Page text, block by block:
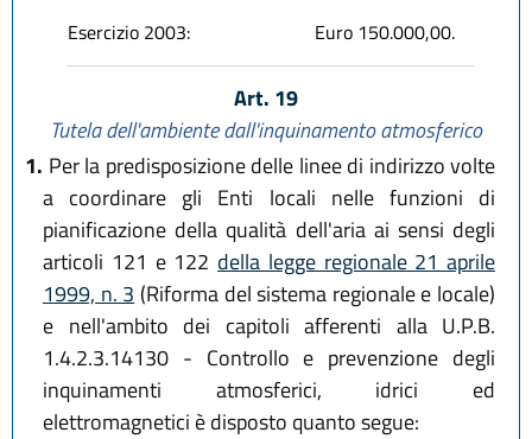
Esercizio 2003: Euro 150.000,00.
Art. 19
Tutela dell'ambiente dall'inquinamento atmosferico
1. Per la predisposizione delle linee di indirizzo volte
a coordinare gli Enti locali nelle funzioni di
pianificazione della qualità dell'aria ai sensi degli
articoli 121 e 122 della legge regionale 21 aprile
1999, n. 3 (Riforma del sistema regionale e locale)
e nell'ambito dei capitoli afferenti alla U.P.B.
1.4.2.3.14130 - Controllo e prevenzione degli
inquinamenti atmosferici, idrici ed
elettromagnetici è disposto quanto segue: